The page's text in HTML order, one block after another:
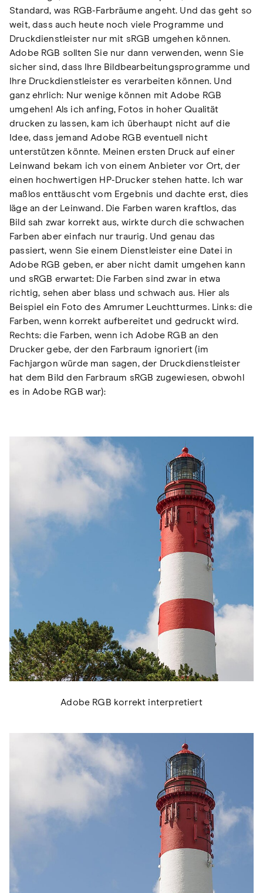
Standard, was RGB-Farbräume angeht. Und das geht so
weit, dass auch heute noch viele Programme und
Druckdienstleister nur mit sRGB umgehen können.
Adobe RGB sollten Sie nur dann verwenden, wenn Sie
sicher sind, dass Ihre Bildbearbeitungsprogramme und
Ihre Druckdienstleister es verarbeiten können. Und
ganz ehrlich: Nur wenige können mit Adobe RGB
umgehen! Als ich anfing, Fotos in hoher Qualität
drucken zu lassen, kam ich überhaupt nicht auf die
Idee, dass jemand Adobe RGB eventuell nicht
unterstützen könnte. Meinen ersten Druck auf einer
Leinwand bekam ich von einem Anbieter vor Ort, der
einen hochwertigen HP-Drucker stehen hatte. Ich war
maßlos enttäuscht vom Ergebnis und dachte erst, dies
läge an der Leinwand. Die Farben waren kraftlos, das
Bild sah zwar korrekt aus, wirkte durch die schwachen
Farben aber einfach nur traurig. Und genau das
passiert, wenn Sie einem Dienstleister eine Datei in
Adobe RGB geben, er aber nicht damit umgehen kann
und sRGB erwartet: Die Farben sind zwar in etwa
richtig, sehen aber blass und schwach aus. Hier als
Beispiel ein Foto des Amrumer Leuchtturmes. Links: die
Farben, wenn korrekt aufbereitet und gedruckt wird.
Rechts: die Farben, wenn ich Adobe RGB an den
Drucker gebe, der den Farbraum ignoriert (im
Fachjargon würde man sagen, der Druckdienstleister
hat dem Bild den Farbraum sRGB zugewiesen, obwohl
es in Adobe RGB war):
Adobe RGB korrekt interpretiert